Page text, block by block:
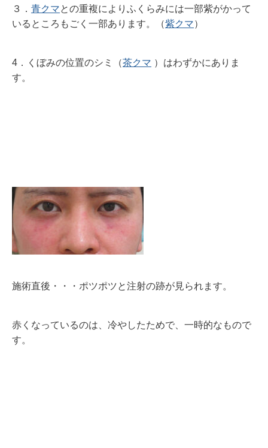
３． 青クマとの重複によりふくらみには一部紫がかって
いるところもごく一部あります。（紫クマ）
4．くぼみの位置のシミ（茶クマ ）はわずかにありま
す。
施術直後 ・・・ポツポツと注射の跡が見られます。
赤くなっているのは、冷やしたためで、一時的なもので
す。